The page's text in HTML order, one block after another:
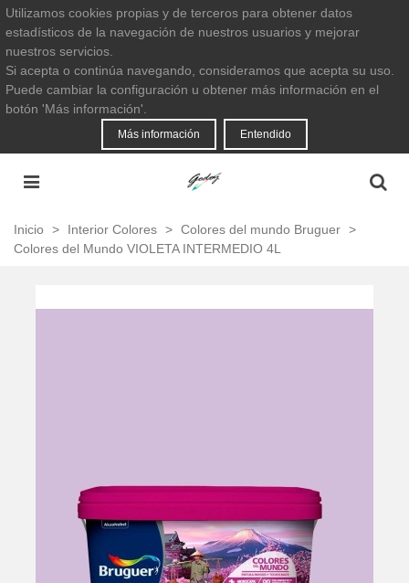
Utilizamos cookies propias y de terceros para obtener datos
estadísticos de la navegación de nuestros usuarios y mejorar
nuestros servicios.
Si acepta o continúa navegando, consideramos que acepta su uso.
Puede cambiar la configuración u obtener más información en el
botón 'Más información'.
Más información Entendido
Inicio > Interior Colores > Colores del mundo Bruguer >
Colores del Mundo VIOLETA INTERMEDIO 4L